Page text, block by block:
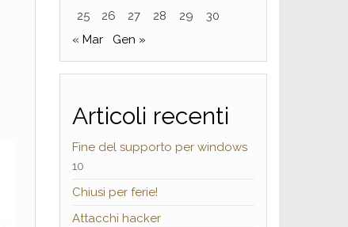
25
26 27 28 29
30
« Mar
Gen »
Articoli recenti
Fine del supporto per windows
10
Chiusi per ferie!
Attacchi hacker